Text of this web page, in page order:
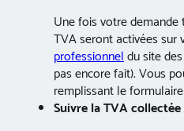
Une fois votre
TVA seront activées sur
professionneldu site
pas encore fait). Vous
remplissant le
Suivre la TVA